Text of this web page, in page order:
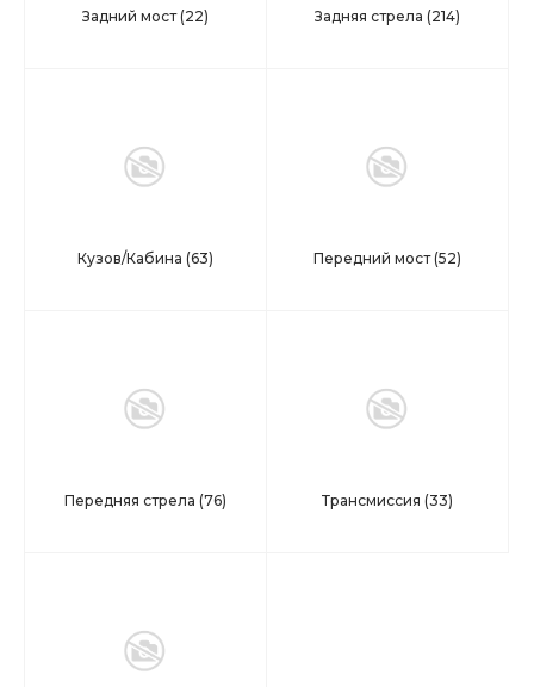
Задний мост(22) Задняя стрела (214)
Кузов/Кабина (63) Передний мост(52)
Передняя стрела (76) Трансмиссия (33)